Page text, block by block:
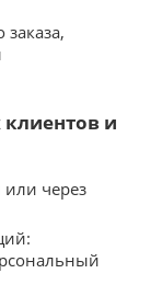
и
через